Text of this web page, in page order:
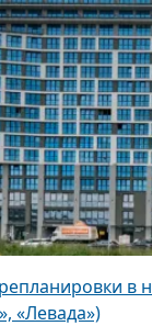
в
«Левада»)